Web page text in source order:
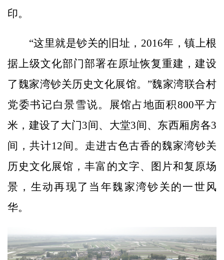
印。
“这里就是钞关的旧址，2016年，镇上根
据上级文化部门部署在原址恢复重建，建设
了魏家湾钞关历史文化展馆。”魏家湾联合村
党委书记白景雪说。展馆占地面积800平方
米，建设了大门3间、大堂3间、东西厢房各3
间，共计12间。走进古色古香的魏家湾钞关
历史文化展馆，丰富的文字、图片和复原场
景，生动再现了当年魏家湾钞关的一世风
华。